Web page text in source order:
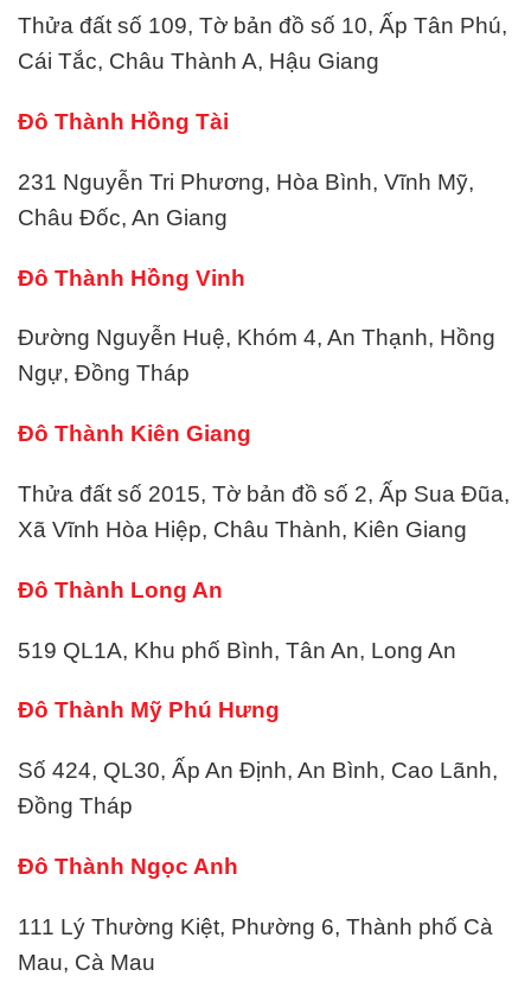
Thửa đất số 109, Tờ bản đồ số 10, Ấp Tân Phú,
Cái Tắc, Châu Thành A, Hậu Giang
Đô Thành Hồng Tài
231 Nguyễn Tri Phương, Hòa Bình, Vĩnh Mỹ,
Châu Đốc, An Giang
Đô Thành Hồng Vinh
Đường Nguyễn Huệ, Khóm 4, An Thạnh, Hồng
Ngự, Đồng Tháp
Đô Thành Kiên Giang
Thửa đất số 2015, Tờ bản đồ số 2, Ấp Sua Đũa,
Xã Vĩnh Hòa Hiệp, Châu Thành, Kiên Giang
Đô Thành Long An
519 QL1A, Khu phố Bình, Tân An, Long An
Đô Thành Mỹ Phú Hưng
Số 424, QL30, Ấp An Định, An Bình, Cao Lãnh,
Đồng Tháp
Đô Thành Ngọc Anh
111 Lý Thường Kiệt, Phường 6, Thành phố Cà
Mau, Cà Mau